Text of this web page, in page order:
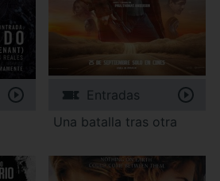
Entradas
Una batalla tras otra